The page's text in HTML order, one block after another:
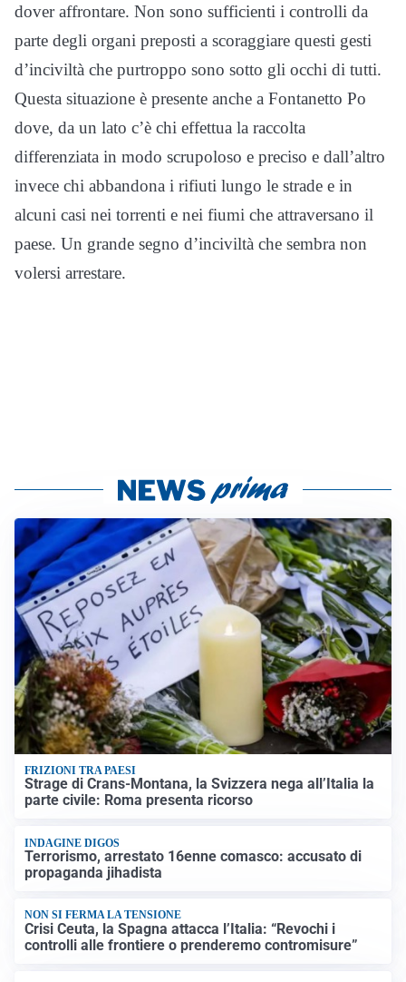
dover affrontare. Non sono sufficienti i controlli da
parte degli organi preposti a scoraggiare questi gesti
d’inciviltà che purtroppo sono sotto gli occhi di tutti.
Questa situazione è presente anche a Fontanetto Po
dove, da un lato c’è chi effettua la raccolta
differenziata in modo scrupoloso e preciso e dall’altro
invece chi abbandona i rifiuti lungo le strade e in
alcuni casi nei torrenti e nei fiumi che attraversano il
paese. Un grande segno d’inciviltà che sembra non
volersi arrestare.
FRIZIONI TRA PAESI
Strage di Crans-Montana, la Svizzera nega all’Italia la
parte civile: Roma presenta ricorso
INDAGINE DIGOS
Terrorismo, arrestato 16enne comasco: accusato di
propaganda jihadista
NON SI FERMA LA TENSIONE
Crisi Ceuta, la Spagna attacca l’Italia: “Revochi i
controlli alle frontiere o prenderemo contromisure”